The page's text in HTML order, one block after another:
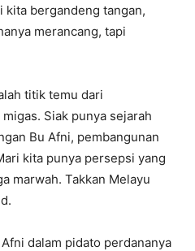
kita bergandeng tangan,
merancang, tapi
titik temu dari
Siak punya sejarah
Bu Afni, pembangunan
kita punya persepsi yang
marwah. Takkan Melayu
dalam pidato perdananya